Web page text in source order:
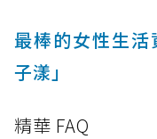
最棒的女性生
子漾」
精華 FAQ